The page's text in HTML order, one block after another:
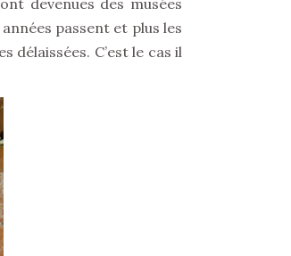
passent et plus les
C’est le cas il